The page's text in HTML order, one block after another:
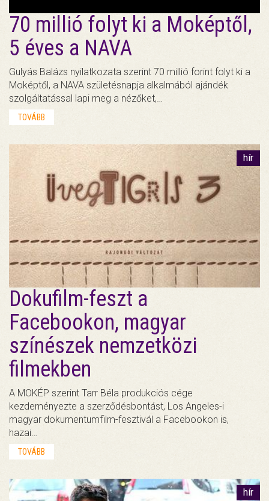
70 millió folyt ki a Moképtől,
5 éves a NAVA
Gulyás Balázs nyilatkozata szerint 70 millió forint folyt ki a
Moképtől, a NAVA születésnapja alkalmából ajándék
szolgáltatással lapi meg a nézőket,…
TOVÁBB
hír
Dokufilm-feszt a
Facebookon, magyar
színészek nemzetközi
filmekben
A MOKÉP szerint Tarr Béla produkciós cége
kezdeményezte a szerződésbontást, Los Angeles-i
magyar dokumentumfilm-fesztivál a Facebookon is,
hazai…
TOVÁBB
hír